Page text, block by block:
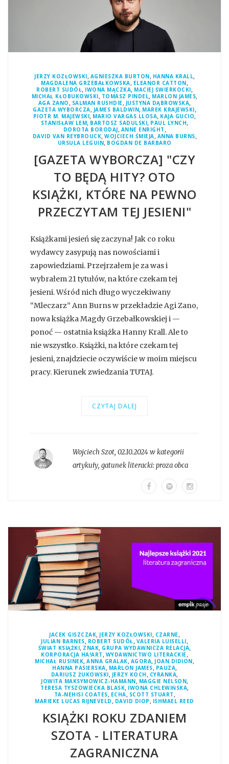
JERZY KOZŁOWSKI, AGNIESZKA BURTON, HANNA KRALL,
MAGDALENA GRZEBAŁKOWSKA, ELEANOR CATTON,
ROBERT SUDÓŁ, IWONA MĄCZKA, MACIEJ ŚWIERKOCKI,
MICHAŁ KŁOBUKOWSKI, TOMASZ PINDEL,MARLON JAMES,
AGA ZANO , SALMAN RUSHDIE, JUSTYNA DĄBROWSKA,
GAZETA WYBORCZA, JAMES BALDWIN, MAREK KRAJEWSKI,
PIOTR M. MAJEWSKI, MARIO VARGAS LLOSA, KAJA GUCIO,
STANISŁAW LEM, BARTOSZ SADULSKI, PAUL LYNCH,
DOROTA BORODAJ, ANNE ENRIGHT ,
DAVID VAN REYBROUCK, WOJCIECH ŚMIEJA, ANNA BURNS,
URSULA LEGUIN, BOGDAN DE BARBARO
[GAZETA WYBORCZA] "CZY
TO BĘDĄ HITY? OTO
KSIĄŻKI, KTÓRE NA PEWNO
PRZECZYTAM TEJ JESIENI"
Książkami jesień się zaczyna! Jak co roku
wydawcy zasypują nas nowościami i
zapowiedziami. Przejrzałem je za was i
wybrałem 21 tytułów, na które czekam tej
jesieni. Wśród nich długo wyczekiwany
“Mleczarz” Ann Burns w przekładzie Agi Zano,
nowa książka Magdy Grzebałkowskiej i —
ponoć — ostatnia książka Hanny Krall. Ale to
nie wszystko. Książki, na które czekam tej
jesieni, znajdziecie oczywiście w moim miejscu
pracy. Kierunek zwiedzania TUTAJ.
CZYTAJ DALEJ
Wojciech Szot, 02.10.2024 w kategorii
artykuły, gatunek literacki:proza obca
JACEK GISZCZAK, JERZY KOZŁOWSKI, CZARNE,
JULIAN BARNES, ROBERT SUDÓŁ, VALERIA LUISELLI,
ŚWIAT KSIĄŻKI, ZNAK, GRUPA WYDAWNICZA RELACJA,
KORPORACJA HA!ART , WYDAWNICTWO LITERACKIE,
MICHAŁ RUSINEK,ANNA GRALAK, AGORA, JOAN DIDION,
HANNA PASIERSKA, MARLON JAMES, PAUZA,
DARIUSZ ŻUKOWSKI, JERZY KOCH , CYRANKA,
JOWITA MAKSYMOWICZ-HAMANN, MAGGIE NELSON,
TERESA TYSZOWIECKA BLASK, IWONA CHLEWIŃSKA,
TA-NEHISI COATES, ECHA, SCOTT STUART ,
MARIEKE LUCAS RIJNEVELD , DAVID DIOP , ISHMAEL REED
KSIĄŻKI ROKU ZDANIEM
SZOTA - LITERATURA
ZAGRANICZNA